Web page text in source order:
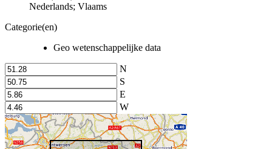
Nederlands; Vlaams
Categorie(en)
Geo wetenschappelijke data
N
S
E
W